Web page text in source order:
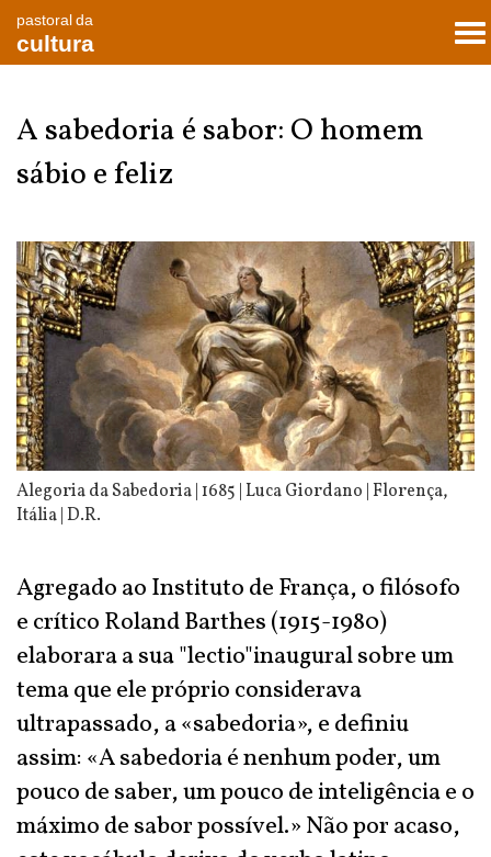
pastoral da
cultura
A sabedoria é sabor: O homem
sábio e feliz
Alegoria da Sabedoria | 1685 | Luca Giordano | Florença,
Itália | D.R.
Agregado ao Instituto de França, o filósofo
e crítico Roland Barthes (1915-1980)
elaborara a sua "lectio"inaugural sobre um
tema que ele próprio considerava
ultrapassado, a «sabedoria», e definiu
assim: «A sabedoria é nenhum poder, um
pouco de saber, um pouco de inteligência e o
máximo de sabor possível.» Não por acaso,